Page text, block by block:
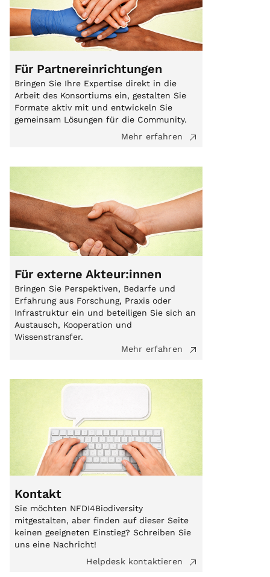
Für Partnereinrichtungen
Bringen Sie Ihre Expertise direkt in die
Arbeit des Konsortiums ein, gestalten Sie
Formate aktiv mit und entwickeln Sie
gemeinsam Lösungen für die Community.
Mehr erfahren
Für externe Akteur:innen
Bringen Sie Perspektiven, Bedarfe und
Erfahrung aus Forschung, Praxis oder
Infrastruktur ein und beteiligen Sie sich an
Austausch, Kooperation und
Wissenstransfer.
Mehr erfahren
Kontakt
Sie möchten NFDI4Biodiversity
mitgestalten, aber finden auf dieser Seite
keinen geeigneten Einstieg? Schreiben Sie
uns eine Nachricht!
Helpdesk kontaktieren